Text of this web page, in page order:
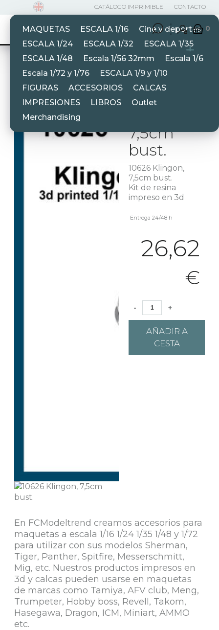
0
CATÁLOGO IMPRIMIBLE CONTACTO
MAQUETAS ESCALA 1/16
Cine y deportes
ESCALA 1/24
ESCALA 1/32
ESCALA 1/35
ESCALA 1/48
Escala 1/56 32mm
Escala 1/6
Escala 1/72 y 1/76
ESCALA 1/9 y 1/10
FIGURAS
ACCESORIOS
CALCAS
IMPRESIONES
LIBROS
Outlet
Merchandising
10626
10626
7,5cm
bust.
10626 Klingon,
7,5cm bust.
Kit de resina
impreso en 3d
Entrega 24/48 h
26,62
€
- +
AÑADIR A
CESTA
En FCModeltrend creamos accesorios para
maquetas a escala 1/16 1/24 1/35 1/48 y 1/72
para utilizar con sus modelos Sherman,
Tiger, Panther, Spitfire, Messerschmitt,
Mig, etc. Nuestros productos impresos en
3d y calcas pueden usarse en maquetas
de marcas como Tamiya, AFV club, Meng,
Trumpeter, Hobby boss, Revell, Takom,
Hasegawa, Dragon, ICM, Miniart, AMMO
etc.